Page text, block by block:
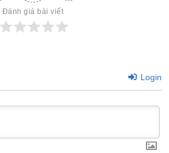
Đánh giá bài viết
Login